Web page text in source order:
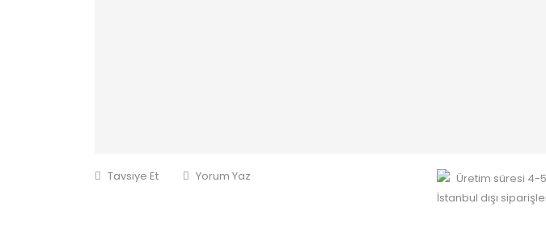
Tavsiye Et Yorum Yaz
Üretim süresi 4-
İstanbul dışı